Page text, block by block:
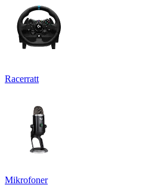
Racerratt
Mikrofoner